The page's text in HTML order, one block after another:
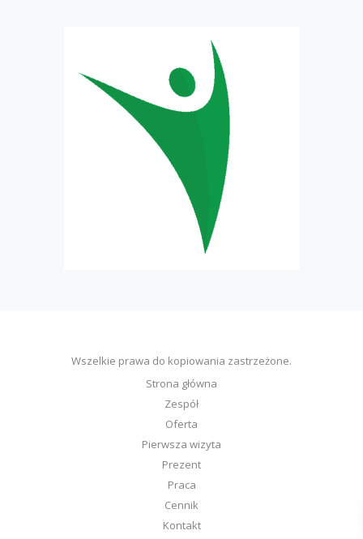
Wszelkie prawa do kopiowania zastrzeżone.
Strona główna
Zespół
Oferta
Pierwsza wizyta
Prezent
Praca
Cennik
Kontakt